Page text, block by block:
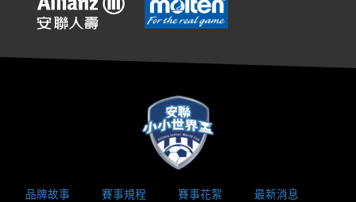
品牌故事 賽事規程 賽事花絮
最新消息